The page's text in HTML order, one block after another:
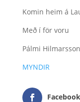
Komin heim á
Með í för voru
Pálmi
MYNDIR
Facebook